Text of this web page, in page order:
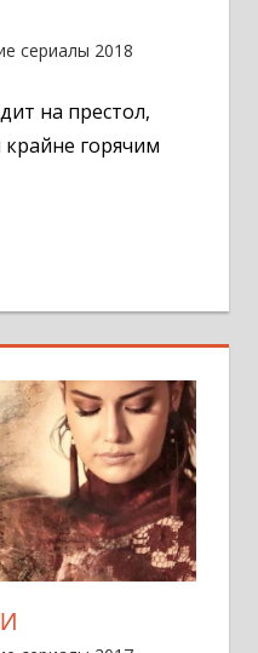
сериалы 2018
на престол,
горячим